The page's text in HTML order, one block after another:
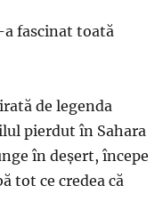
a fascinat toată
de legenda
pierdut în Sahara
în deșert, începe
tot ce credea că